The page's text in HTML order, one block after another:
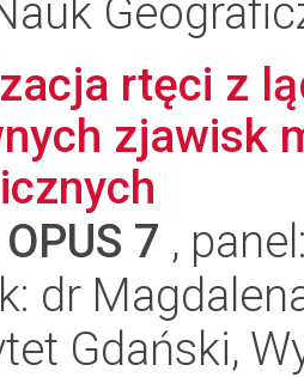
rtęci z
zjawisk
OPUS 7 ,
dr
Gdański,